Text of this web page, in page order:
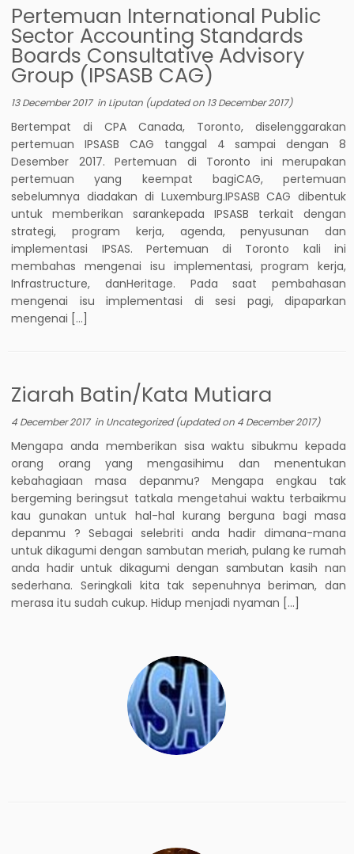
Pertemuan International Public
Sector Accounting Standards
Boards Consultative Advisory
Group (IPSASB CAG)
13 December 2017in Liputan (updated on 13 December 2017)
Bertempat di CPA Canada, Toronto, diselenggarakan
pertemuan IPSASB CAG tanggal 4 sampai dengan 8
Desember 2017. Pertemuan di Toronto ini merupakan
pertemuan yang keempat bagiCAG, pertemuan
sebelumnya diadakan di Luxemburg.IPSASB CAG dibentuk
untuk memberikan sarankepada IPSASB terkait dengan
strategi, program kerja, agenda, penyusunan dan
implementasi IPSAS. Pertemuan di Toronto kali ini
membahas mengenai isu implementasi, program kerja,
Infrastructure, danHeritage. Pada saat pembahasan
mengenai isu implementasi di sesi pagi, dipaparkan
mengenai […]
Ziarah Batin/Kata Mutiara
4 December 2017in Uncategorized(updated on 4 December 2017)
Mengapa anda memberikan sisa waktu sibukmu kepada
orang orang yang mengasihimu dan menentukan
kebahagiaan masa depanmu? Mengapa engkau tak
bergeming beringsut tatkala mengetahui waktu terbaikmu
kau gunakan untuk hal-hal kurang berguna bagi masa
depanmu ? Sebagai selebriti anda hadir dimana-mana
untuk dikagumi dengan sambutan meriah, pulang ke rumah
anda hadir untuk dikagumi dengan sambutan kasih nan
sederhana. Seringkali kita tak sepenuhnya beriman, dan
merasa itu sudah cukup. Hidup menjadi nyaman […]